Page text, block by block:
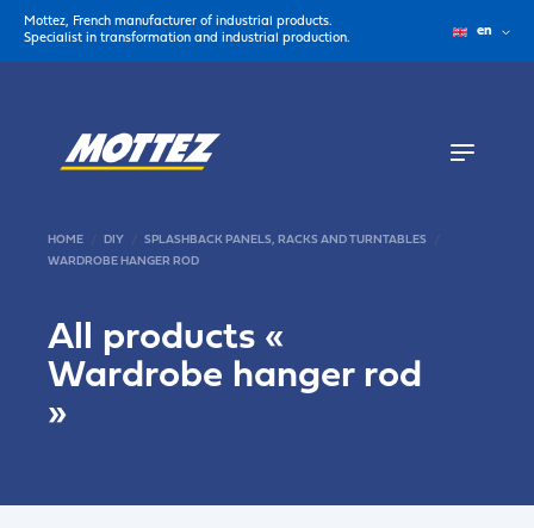
Mottez, French manufacturer of industrial products.
Specialist in transformation and industrial production.
en
HOME DIY
SPLASHBACK PANELS, RACKS AND TURNTABLES
WARDROBE HANGER ROD
All products «
Wardrobe hanger rod
»